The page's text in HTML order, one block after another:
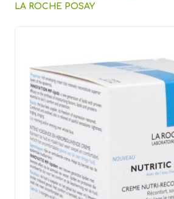
LA ROCHE POSAY